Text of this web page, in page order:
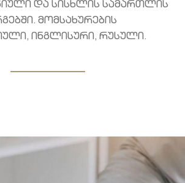
და სისხლის სამართლის
მომსახურების
ინგლისური, რუსული.